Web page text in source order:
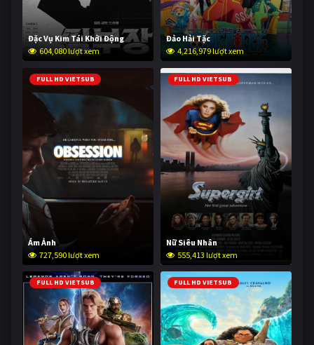
Đặc Vụ Kim Tái Khởi Động
604,080 lượt xem
Đảo Hải Tặc
4,216,979 lượt xem
FULL HD VIETSUB
Ám Ảnh
727,590 lượt xem
FULL HD VIETSUB
Nữ Siêu Nhân
555,413 lượt xem
FULL HD VIETSUB FULL HD VIETSUB